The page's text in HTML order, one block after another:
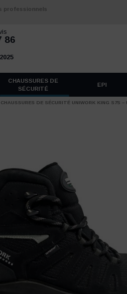
professionnels
86
2025
CHAUSSURES DE
SÉCURITÉ
EPI
CHAUSSURES DE SÉCURITÉ UNIWORK KING S7S –